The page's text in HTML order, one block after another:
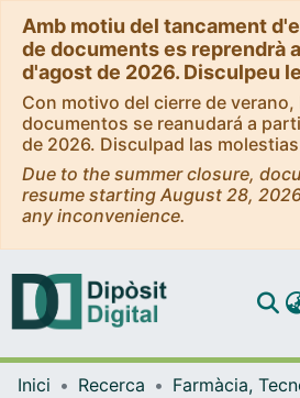
Amb motiu del tancament
de documents es reprendrà
d'agost de 2026. Disculpeu
Con motivo del cierre de
documentos se reanudará a
de 2026. Disculpad las molestias
Due to the summer closure,
resume starting August 28,
any inconvenience.
Navega
Inici Recerca